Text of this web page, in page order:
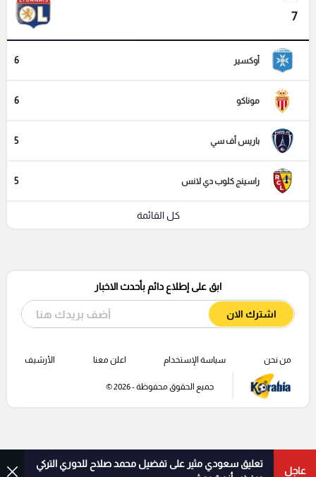
7
أوكسير 6
موناكو 6
باريس أف سي 5
راسينج كلوب دي لانس 5
كل القائمة
عاجل
تعليق سعودي مثير على تفضيل محمد صلاح للدوري التركي
ابق على إطلاع دائم بأحدث الاخبار
اشترك الان
من نحن سياسة الإستخدام اعلن معنا الأرشيف
جميع الحقوق محفوظة - 2026 ©